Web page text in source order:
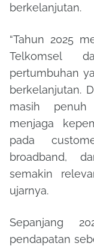
berkelanjutan.
“Tahun 2025
Telkomsel
pertumbuhan
berkelanjutan.
masih penuh
menjaga
pada
broadband,
semakin
ujarnya.
Sepanjang
pendapatan